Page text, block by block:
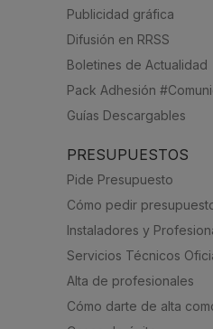
Publicidad gráfica
Difusión en RRSS
Boletines de Actualidad
Pack Adhesión
Guías Descargables
PRESUPUESTOS
Pide Presupuesto
Cómo pedir
Instaladores y
Servicios Técnicos
Alta de profesionales
Cómo darte de alta